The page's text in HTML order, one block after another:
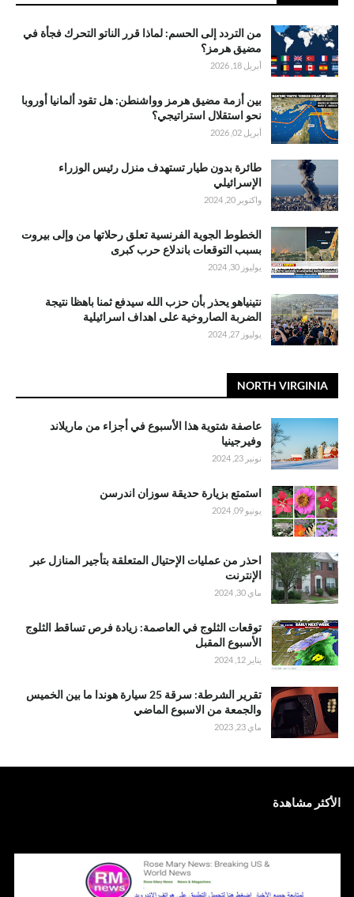
من التردد إلى الحسم: لماذا قرر الناتو التحرك فجأة في
مضيق هرمز؟
أبريل 18, 2026
بين أزمة مضيق هرمز وواشنطن: هل تقود ألمانيا أوروبا
نحو استقلال استراتيجي؟
أبريل 02, 2026
طائرة بدون طيار تستهدف منزل رئيس الوزراء
الإسرائيلي
واكتوبر 20, 2024
الخطوط الجوية الفرنسية تعلق رحلاتها من وإلى بيروت
بسبب التوقعات باندلاع حرب كبرى
يوليوز 30, 2024
نتينياهو يحذر بأن حزب الله سيدفع ثمنا باهظا نتيجة
الضربة الصاروخية على اهداف اسرائيلية
يوليوز 27, 2024
NORTH VIRGINIA
عاصفة شتوية هذا الأسبوع في أجزاء من ماريلاند
وفيرجينيا
نونبر 23, 2024
استمتع بزيارة حديقة سوزان اندرسن
يونيو 09, 2024
احذر من عمليات الإحتيال المتعلقة بتأجير المنازل عبر
الإنترنت
ماي 30, 2024
توقعات الثلوج في العاصمة: زيادة فرص تساقط الثلوج
الأسبوع المقبل
يناير 12, 2024
تقرير الشرطة: سرقة 25 سيارة هوندا ما بين الخميس
والجمعة من الاسبوع الماضي
ماي 23, 2023
الأكثر مشاهدة